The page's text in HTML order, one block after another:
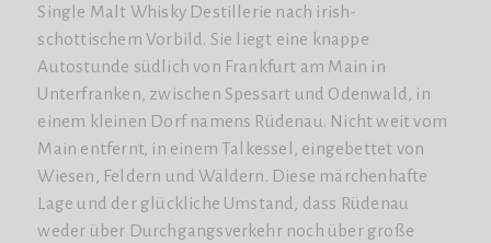
Single Malt Whisky Destillerie nach irish-
schottischem Vorbild. Sie liegt eine knappe
Autostunde südlich von Frankfurt am Main in
Unterfranken, zwischen Spessart und Odenwald, in
einem kleinen Dorf namens Rüdenau. Nicht weit vom
Main entfernt, in einem Talkessel, eingebettet von
Wiesen, Feldern und Wäldern. Diese märchenhafte
Lage und der glückliche Umstand, dass Rüdenau
weder über Durchgangsverkehr noch über große